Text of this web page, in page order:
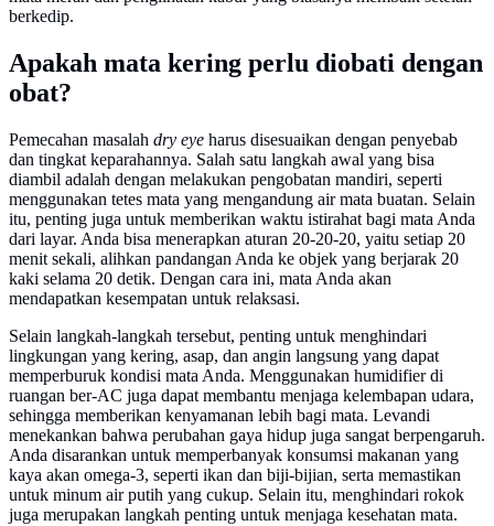
berkedip.
Apakah mata kering perlu diobati dengan
obat?
Pemecahan masalah dry eye harus disesuaikan dengan penyebab
dan tingkat keparahannya. Salah satu langkah awal yang bisa
diambil adalah dengan melakukan pengobatan mandiri, seperti
menggunakan tetes mata yang mengandung air mata buatan. Selain
itu, penting juga untuk memberikan waktu istirahat bagi mata Anda
dari layar. Anda bisa menerapkan aturan 20-20-20, yaitu setiap 20
menit sekali, alihkan pandangan Anda ke objek yang berjarak 20
kaki selama 20 detik. Dengan cara ini, mata Anda akan
mendapatkan kesempatan untuk relaksasi.
Selain langkah-langkah tersebut, penting untuk menghindari
lingkungan yang kering, asap, dan angin langsung yang dapat
memperburuk kondisi mata Anda. Menggunakan humidifier di
ruangan ber-AC juga dapat membantu menjaga kelembapan udara,
sehingga memberikan kenyamanan lebih bagi mata. Levandi
menekankan bahwa perubahan gaya hidup juga sangat berpengaruh.
Anda disarankan untuk memperbanyak konsumsi makanan yang
kaya akan omega-3, seperti ikan dan biji-bijian, serta memastikan
untuk minum air putih yang cukup. Selain itu, menghindari rokok
juga merupakan langkah penting untuk menjaga kesehatan mata.